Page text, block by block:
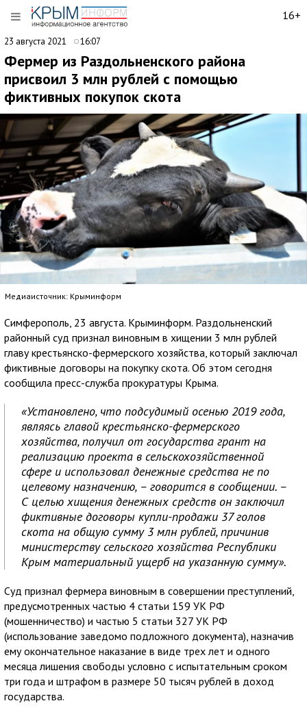
16+
23 августа 2021 16:07
Фермер из Раздольненского района
присвоил 3 млн рублей с помощью
фиктивных покупок скота
Медиаисточник: Крыминформ
Симферополь, 23 августа. Крыминформ. Раздольненский
районный суд признал виновным в хищении 3 млн рублей
главу крестьянско-фермерского хозяйства, который заключал
фиктивные договоры на покупку скота. Об этом сегодня
сообщила пресс-служба прокуратуры Крыма.
«Установлено, что подсудимый осенью 2019 года,
являясь главой крестьянско-фермерского
хозяйства, получил от государства грант на
реализацию проекта в сельскохозяйственной
сфере и использовал денежные средства не по
целевому назначению, – говорится в сообщении. –
С целью хищения денежных средств он заключил
фиктивные договоры купли-продажи 37 голов
скота на общую сумму 3 млн рублей, причинив
министерству сельского хозяйства Республики
Крым материальный ущерб на указанную сумму».
Суд признал фермера виновным в совершении преступлений,
предусмотренных частью 4 статьи 159 УК РФ
(мошенничество) и частью 5 статьи 327 УК РФ
(использование заведомо подложного документа), назначив
ему окончательное наказание в виде трех лет и одного
месяца лишения свободы условно с испытательным сроком
три года и штрафом в размере 50 тысяч рублей в доход
государства.